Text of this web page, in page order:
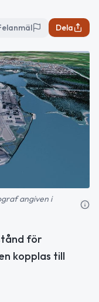
Dela
angiven i
för
kopplas till